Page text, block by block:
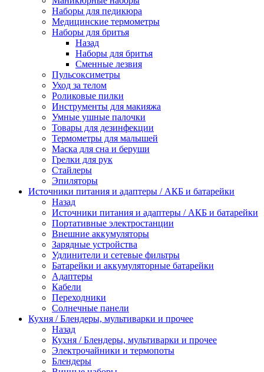
Наборы для педикюра
Медицинские термометры
Наборы для бритья
Назад
Наборы для бритья
Сменные лезвия
Пульсоксиметры
Уход за телом
Роликовые пилки
Инструменты для макияжа
Умные ушные палочки
Товары для дезинфекции
Термометры для малышей
Маска для сна и беруши
Грелки для рук
Стайлеры
Эпиляторы
Источники питания и адаптеры / АКБ и батарейки
Назад
Источники питания и адаптеры / АКБ и батарейки
Портативные электростанции
Внешние аккумуляторы
Зарядные устройства
Удлинители и сетевые фильтры
Батарейки и аккумуляторные батарейки
Адаптеры
Кабели
Переходники
Солнечные панели
Кухня / Блендеры, мультиварки и прочее
Назад
Кухня / Блендеры, мультиварки и прочее
Электрочайники и термопоты
Блендеры